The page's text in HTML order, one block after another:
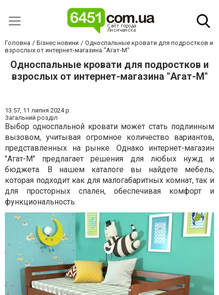
Головна Бізнес новини
Односпальные кровати для подростков и
взрослых от интернет-магазина "Агат-М"
Односпальные кровати для подростков и
взрослых от интернет-магазина "Агат-М"
13:57, 11 липня 2024 р.
Загальний розділ
Выбор односпальной кровати может стать подлинным
вызовом, учитывая огромное количество вариантов,
представленных на рынке. Однако интернет-магазин
"Агат-М" предлагает решения для любых нужд и
бюджета. В нашем каталоге вы найдете мебель,
которая подходит как для малогабаритных комнат, так и
для просторных спален, обеспечивая комфорт и
функциональность.